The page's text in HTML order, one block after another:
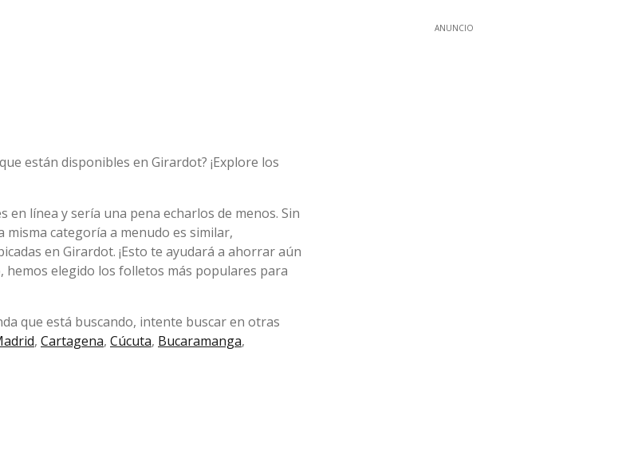
están disponibles en Girardot? ¡Explore los
línea y sería una pena echarlos de menos. Sin
categoría a menudo es similar,
en Girardot. ¡Esto te ayudará a ahorrar aún
hemos elegido los folletos más populares para
que está buscando, intente buscar en otras
, Cartagena, Cúcuta, Bucaramanga,
ANUNCIO